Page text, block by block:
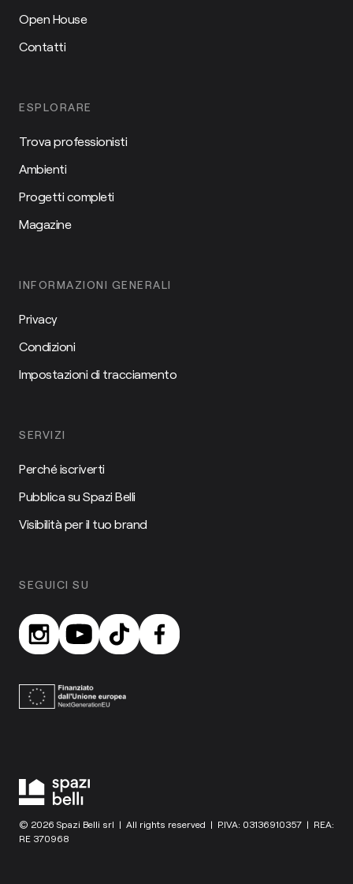
Open House
Contatti
ESPLORARE
Trova professionisti
Ambienti
Progetti completi
Magazine
INFORMAZIONI GENERALI
Privacy
Condizioni
Impostazioni di tracciamento
SERVIZI
Perché iscriverti
Pubblica su Spazi Belli
Visibilità per il tuo brand
SEGUICI SU
© 2026 Spazi Belli srl | All rights reserved | P.IVA: 03136910357 | REA:
RE 370968